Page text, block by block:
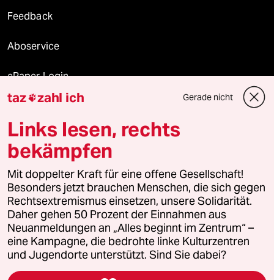
Feedback
Aboservice
ePaper Login
Downloads für Abonnierende
© 2026 taz Verlags und Vertriebs GmbH
Alle Rechte vorbehalten. Bei rechtlichen Fragen oder für Genehmigungen
wenden Sie sich bitte an
lizenzen@taz.de
Feedback Redaktionsstatut Kommune-Richtlinien
Leitlinie Informant Datenschutz Impressum AGB
taz zahl ich Gerade nicht
Links lesen, rechts
bekämpfen
Mit doppelter Kraft für eine offene Gesellschaft!
Besonders jetzt brauchen Menschen, die sich gegen
Rechtsextremismus einsetzen, unsere Solidarität.
Daher gehen 50 Prozent der Einnahmen aus
Neuanmeldungen an „Alles beginnt im Zentrum“ –
eine Kampagne, die bedrohte linke Kulturzentren
und Jugendorte unterstützt. Sind Sie dabei?